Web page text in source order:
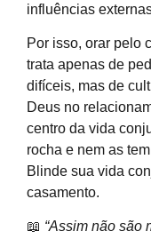
influências
Por isso, orar pelo
trata apenas de
difíceis, mas de
Deus no
centro da vida
rocha e nem as
Blinde sua vida
casamento.
📖 “Assim não são